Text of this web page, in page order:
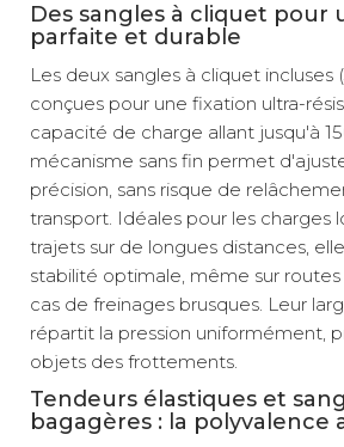
Des sangles à cliquet pour
parfaite et durable
Les deux sangles à cliquet incluses
conçues pour une fixation ultra-
capacité de charge allant jusqu'à
mécanisme sans fin permet
précision, sans risque de
transport. Idéales pour les charges
trajets sur de longues distances,
stabilité optimale, même sur routes
cas de freinages brusques. Leur
répartit la pression uniformément,
objets des frottements.
Tendeurs élastiques et
bagagères : la polyvalence